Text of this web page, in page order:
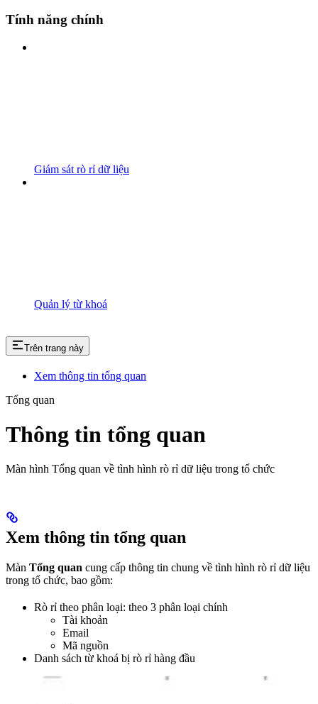
Tính năng chính
Giám sát rò rỉ dữ liệu
Quản lý từ khoá
Trên trang này
Xem thông tin tổng quan
Tổng quan
Thông tin tổng quan
Màn hình Tổng quan về tình hình rò rỉ dữ liệu trong tổ chức
Xem thông tin tổng quan
Màn Tổng quan cung cấp thông tin chung về tình hình rò rỉ dữ liệu
trong tổ chức, bao gồm:
Rò rỉ theo phân loại: theo 3 phân loại chính
Tài khoản
Email
Mã nguồn
Danh sách từ khoá bị rò rỉ hàng đầu